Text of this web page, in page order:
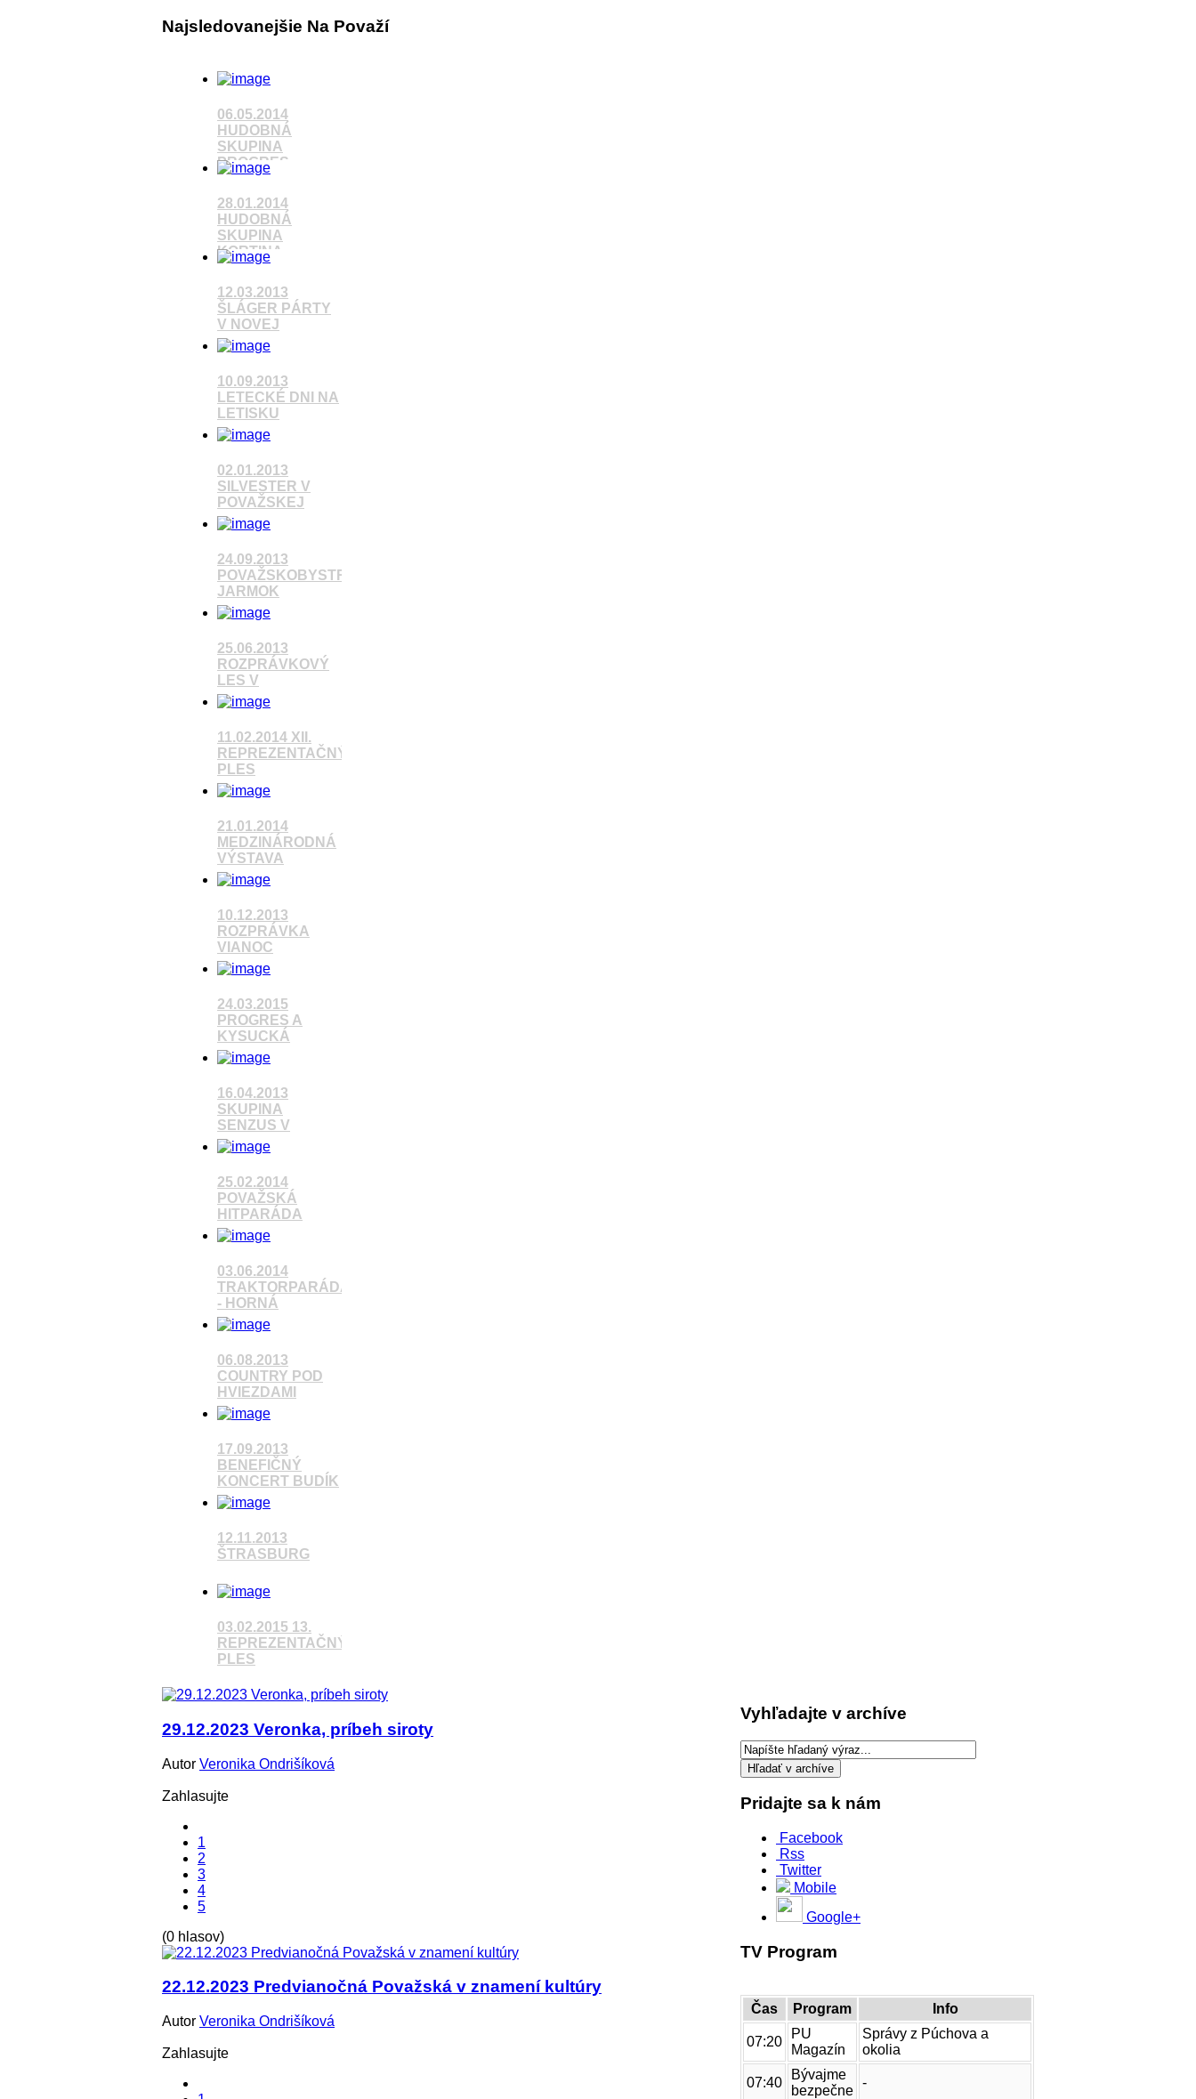
Najsledovanejšie Na Považí
06.05.2014
HUDOBNÁ
SKUPINA
PROGRES
Pozrieť video
28.01.2014
HUDOBNÁ
SKUPINA
KORTINA
Pozrieť video
12.03.2013
ŠLÁGER PÁRTY
V NOVEJ
Pozrieť video
10.09.2013
LETECKÉ DNI NA
LETISKU
02.01.2013
SILVESTER V
POVAŽSKEJ
Pozrieť video
24.09.2013
POVAŽSKOBYSTRICKÝ
JARMOK
25.06.2013
ROZPRÁVKOVÝ
LES V
Pozrieť video
11.02.2014 XII.
REPREZENTAČNÝ
PLES
21.01.2014
MEDZINÁRODNÁ
VÝSTAVA
10.12.2013
ROZPRÁVKA
VIANOC
24.03.2015
PROGRES A
KYSUCKÁ
16.04.2013
SKUPINA
SENZUS V
Pozrieť video
25.02.2014
POVAŽSKÁ
HITPARÁDA
03.06.2014
TRAKTORPARÁDA
- HORNÁ
06.08.2013
COUNTRY POD
HVIEZDAMI
Pozrieť video
17.09.2013
BENEFIČNÝ
KONCERT BUDÍK
12.11.2013
ŠTRASBURG
Pozrieť video
03.02.2015 13.
REPREZENTAČNÝ
PLES
Pozrieť video
29.12.2023 Veronka, príbeh siroty
Autor Veronika Ondrišíková
Zahlasujte
1
2
3
4
5
(0 hlasov)
22.12.2023 Predvianočná Považská v znamení kultúry
Autor Veronika Ondrišíková
Zahlasujte
Vyhľadajte v archíve
Pridajte sa k nám
Facebook
Rss
Twitter
Mobile
Google+
TV Program
Čas Program Info
07:20
PU
Magazín
Správy z Púchova a
okolia
07:40
Bývajme
bezpečne
-